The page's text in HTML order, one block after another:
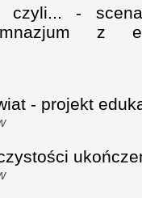
czyli... -
z
- projekt